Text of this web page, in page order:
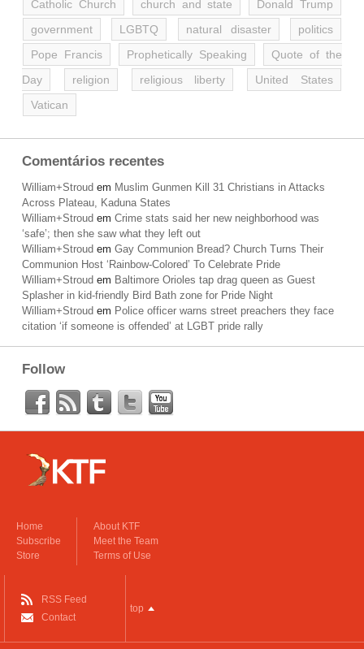
Catholic Church church and state
Donald Trump
government
LGBTQ natural disaster
politics
Pope Francis
Prophetically Speaking
Quote of the
Day
religion religious liberty
United States
Vatican
Comentários recentes
William+Stroud em Muslim Gunmen Kill 31 Christians in Attacks
Across Plateau, Kaduna States
William+Stroud em Crime stats said her new neighborhood was
‘safe’; then she saw what they left out
William+Stroud em Gay Communion Bread? Church Turns Their
Communion Host ‘Rainbow-Colored’ To Celebrate Pride
William+Stroud em Baltimore Orioles tap drag queen as Guest
Splasher in kid-friendly Bird Bath zone for Pride Night
William+Stroud em Police officer warns street preachers they face
citation ‘if someone is offended’ at LGBT pride rally
Follow
Home
Subscribe
Store
About KTF
Meet the Team
Terms of Use
RSS Feed
Contact
top